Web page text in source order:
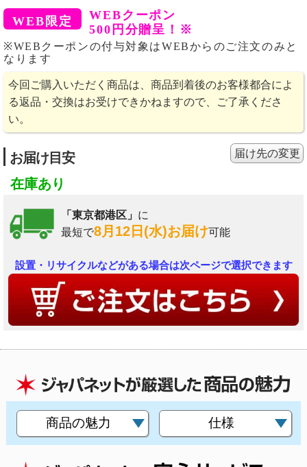
WEBクーポン
500円分贈呈！※
※WEBクーポンの付与対象はWEBからのご注文のみと
なります
今回ご購入いただく商品は、商品到着後のお客様都合によ
る返品・交換はお受けできかねますので、ご了承くださ
い。
お届け目安
在庫あり
「東京都港区」 に
最短で8月12日(水)お届け可能
届け先の変更
設置・リサイクルなどがある場合は次ページで選択できます
商品の魅力 仕様